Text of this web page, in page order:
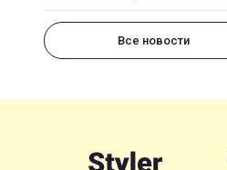
Все новости